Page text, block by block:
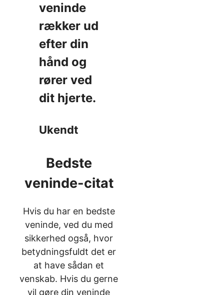
veninde
rækker ud
efter din
hånd og
rører ved
dit hjerte.
Ukendt
Bedste
veninde-citat
Hvis du har en bedste
veninde, ved du med
sikkerhed også, hvor
betydningsfuldt det er
at have sådan et
venskab. Hvis du gerne
vil gøre din veninde